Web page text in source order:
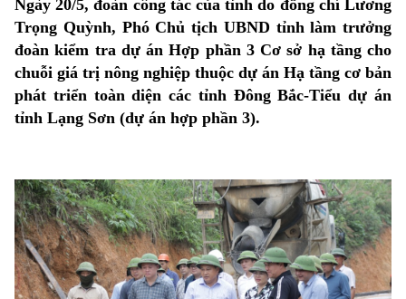
Ngày 20/5, đoàn công tác của tỉnh do đồng chí Lương
Trọng Quỳnh, Phó Chủ tịch UBND tỉnh làm trưởng
đoàn kiểm tra dự án Hợp phần 3 Cơ sở hạ tầng cho
chuỗi giá trị nông nghiệp thuộc dự án Hạ tầng cơ bản
phát triển toàn diện các tỉnh Đông Bắc-Tiểu dự án
tỉnh Lạng Sơn (dự án hợp phần 3).